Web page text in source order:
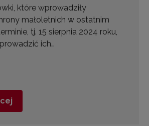
które wprowadziły
małoletnich w ostatnim
tj. 15 sierpnia 2024 roku,
ich…